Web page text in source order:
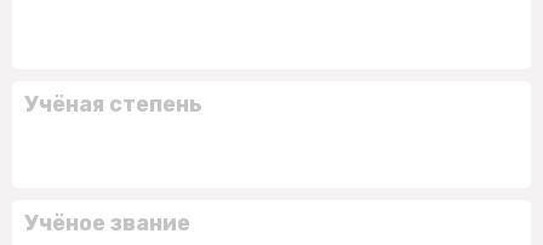
Учёная степень
Учёное звание